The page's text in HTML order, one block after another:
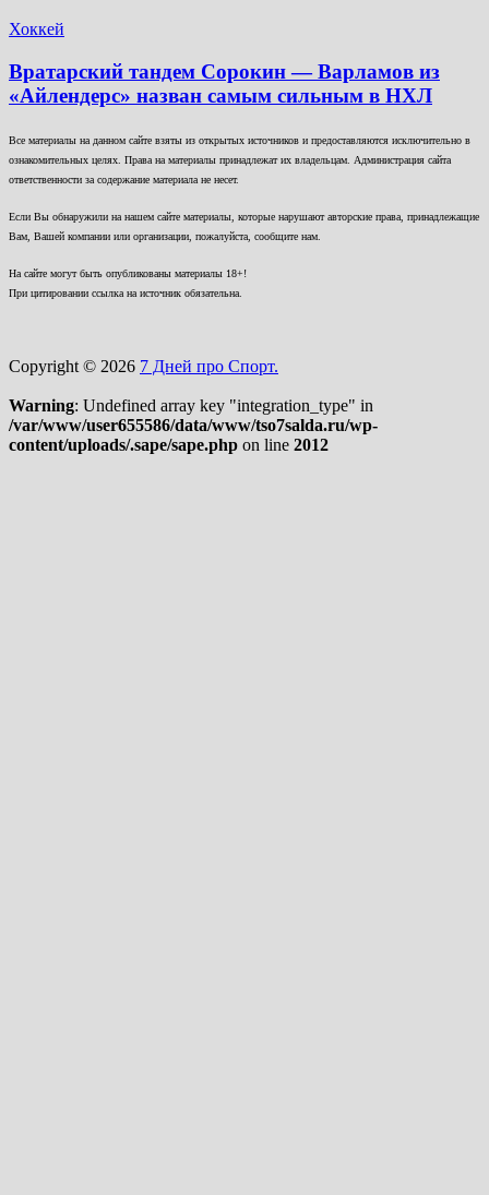
Хоккей
Вратарский тандем Сорокин — Варламов из
«Айлендерс» назван самым сильным в НХЛ
Все материалы на данном сайте взяты из открытых источников и предоставляются исключительно в
ознакомительных целях. Права на материалы принадлежат их владельцам. Администрация сайта
ответственности за содержание материала не несет.
Если Вы обнаружили на нашем сайте материалы, которые нарушают авторские права, принадлежащие
Вам, Вашей компании или организации, пожалуйста, сообщите нам.
На сайте могут быть опубликованы материалы 18+!
При цитировании ссылка на источник обязательна.
Copyright © 2026 7 Дней про Спорт.
Warning: Undefined array key "integration_type" in
/var/www/user655586/data/www/tso7salda.ru/wp-
content/uploads/.sape/sape.php on line 2012